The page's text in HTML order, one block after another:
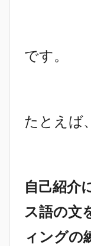
です。
たとえば、
自己紹介
ス語の文
ィングの